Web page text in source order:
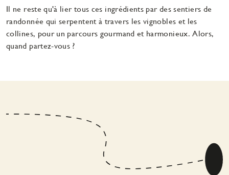
Il ne reste qu'à lier tous ces ingrédients par des sentiers de
randonnée qui serpentent à travers les vignobles et les
collines, pour un parcours gourmand et harmonieux. Alors,
quand partez-vous ?